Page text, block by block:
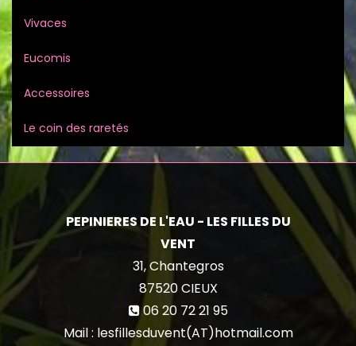
Vivaces
Eucomis
Accessoires
Le coin des raretés
PEPINIERES DE L'EAU - LES FILLES DU
VENT
31, Chantegros
87520CIEUX
06 20 72 21 95
Mail : lesfillesduvent(AT)hotmail.com